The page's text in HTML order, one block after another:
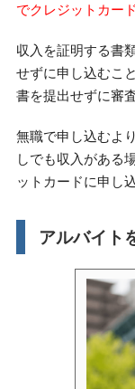
でクレジットカー
収入を証明する書
せずに申し込むこ
書を提出せずに審
無職で申し込むよ
しでも収入がある
ットカードに申し
アルバイト